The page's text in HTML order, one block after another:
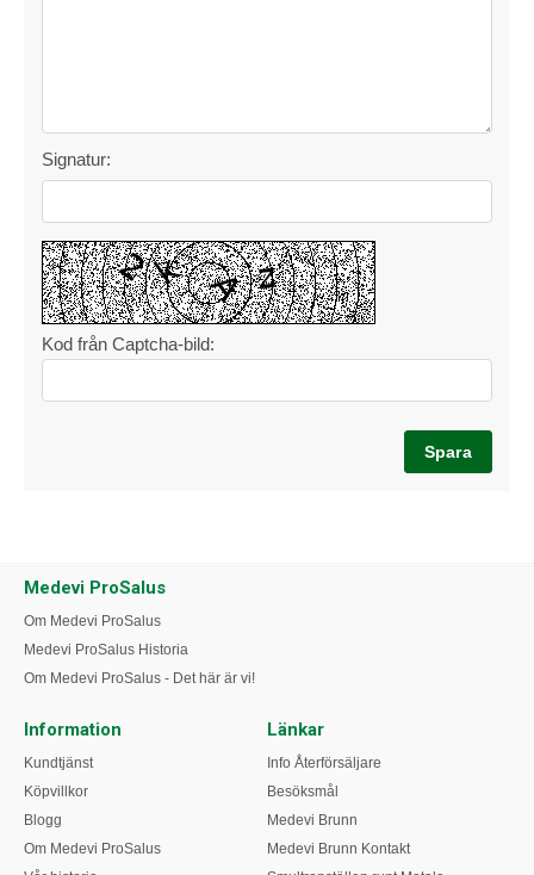
Signatur:
Kod från Captcha-bild:
Medevi ProSalus
Om Medevi ProSalus
Medevi ProSalus Historia
Om Medevi ProSalus - Det här är vi!
Information
Kundtjänst
Köpvillkor
Blogg
Om Medevi ProSalus
Länkar
Info Återförsäljare
Besöksmål
Medevi Brunn
Medevi Brunn Kontakt